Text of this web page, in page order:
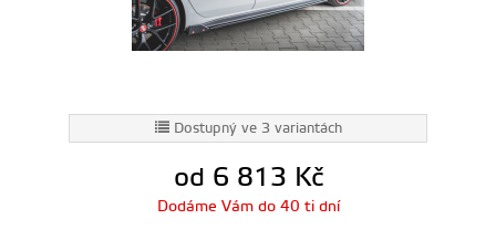
Dostupný ve 3 variantách
od 6 813 Kč
Dodáme Vám do 40 ti dní